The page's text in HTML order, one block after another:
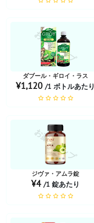
お薬ショップ
ダブール・ギロイ・ラス
¥1,120 /1 ボトルあたり
お薬ショップ
ジヴァ・アムラ錠
¥4 /1 錠あたり